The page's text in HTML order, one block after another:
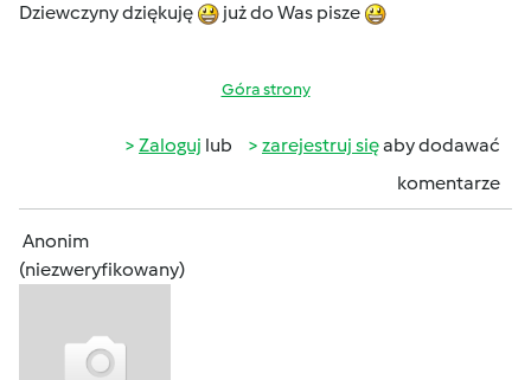
Dziewczyny dziękuję
już do Was pisze
Góra strony
Zaloguj lub zarejestruj sięaby dodawać
komentarze
Anonim
(niezweryfikowany)